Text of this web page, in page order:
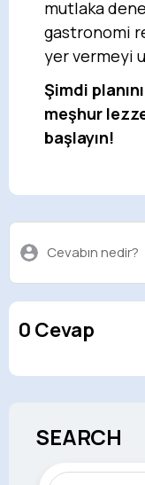
mutlaka
gastronomi
yer vermeyi
Şimdi
meşhur
başlayın!
Cevabın nedir?
0 Cevap
SEARCH